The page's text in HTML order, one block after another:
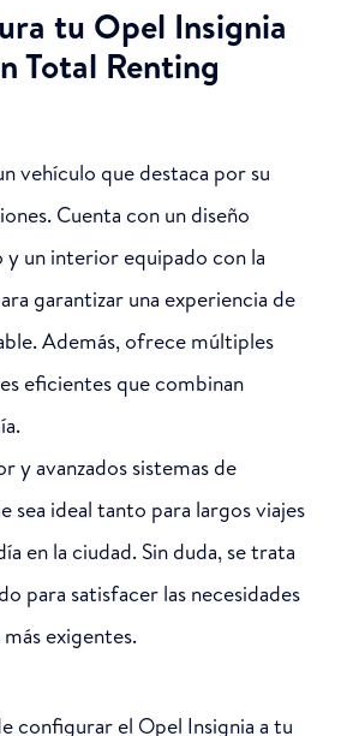
tu Opel Insignia
Total Renting
vehículo que destaca por su
Cuenta con un diseño
un interior equipado con la
garantizar una experiencia de
Además, ofrece múltiples
eficientes que combinan
y avanzados sistemas de
sea ideal tanto para largos viajes
en la ciudad. Sin duda, se trata
para satisfacer las necesidades
exigentes.
configurar el Opel Insignia a tu